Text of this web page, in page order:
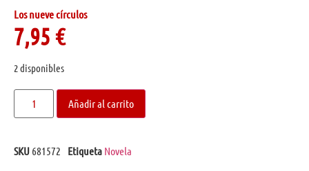
Los nueve círculos
7,95 €
2 disponibles
Añadir al carrito
SKU 681572 Etiqueta Novela